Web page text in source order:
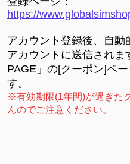
https://
アカウント登録後、自
アカウントに送信されま
PAGE」の[クーポン]ペ
す。
※有効期限(1年間)が過ぎた
んのでご注意ください。